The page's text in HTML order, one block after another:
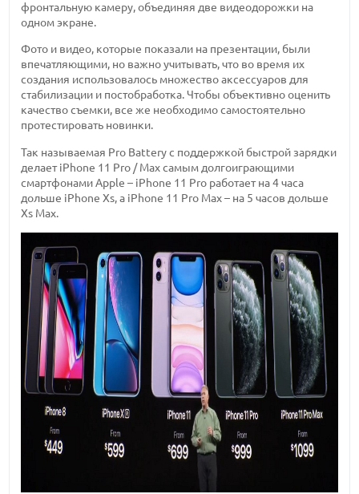
фронтальную камеру, объединяя две видеодорожки на
одном экране.
Фото и видео, которые показали на презентации, были
впечатляющими, но важно учитывать, что во время их
создания использовалось множество аксессуаров для
стабилизации и постобработка. Чтобы объективно оценить
качество съемки, все же необходимо самостоятельно
протестировать новинки.
Так называемая Pro Battery с поддержкой быстрой зарядки
делает iPhone 11 Pro / Max самым долгоиграющими
смартфонами Apple – iPhone 11 Pro работает на 4 часа
дольше iPhone Xs, а iPhone 11 Pro Max – на 5 часов дольше
Xs Max.